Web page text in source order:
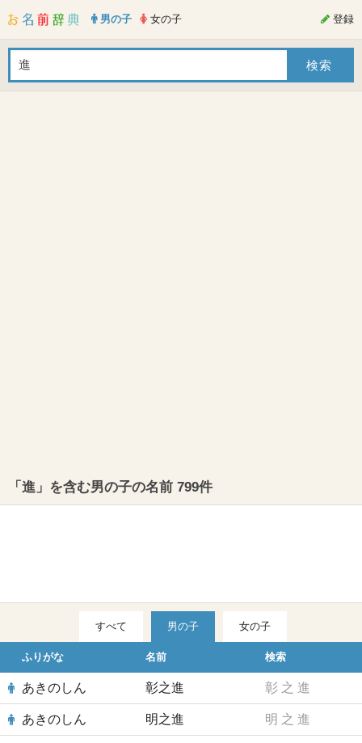
男の子 女の子 登録
「進」を含む男の子の名前 799件
すべて 男の子 女の子
ふりがな 名前 検索
あきのしん 彰之進 彰 之 進
あきのしん 明之進 明 之 進